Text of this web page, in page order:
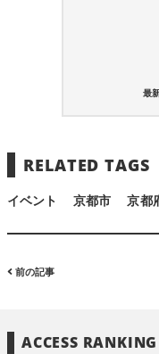
最
RELATED TAGS
イベント 京都市 京都
前の記事
ACCESS RANKING